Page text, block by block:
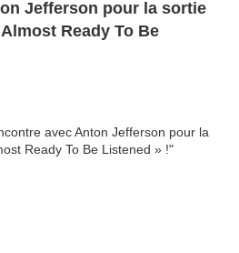
Jefferson pour la sortie
Ready To Be